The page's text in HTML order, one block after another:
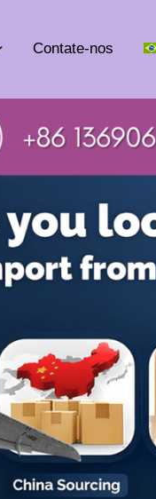
Contate-nos